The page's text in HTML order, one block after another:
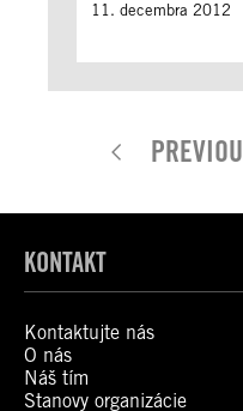
11. decembra 2012
KONTAKT
Kontaktujte nás
O nás
Náš tím
Stanovy organizácie